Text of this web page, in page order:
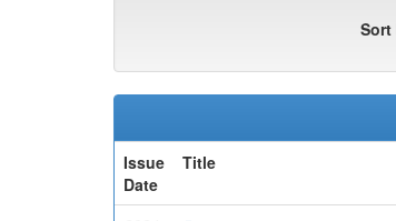
Sort
Issue
Date
Title